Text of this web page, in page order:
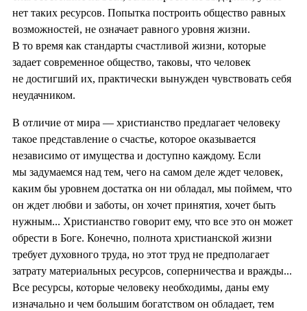
нет таких ресурсов. Попытка построить общество равных
возможностей, не означает равного уровня жизни.
В то время как стандарты счастливой жизни, которые
задает современное общество, таковы, что человек
не достигший их, практически вынужден чувствовать себя
неудачником.
В отличие от мира — христианство предлагает человеку
такое представление о счастье, которое оказывается
независимо от имущества и доступно каждому. Если
мы задумаемся над тем, чего на самом деле ждет человек,
каким бы уровнем достатка он ни обладал, мы поймем, что
он ждет любви и заботы, он хочет принятия, хочет быть
нужным... Христианство говорит ему, что все это он может
обрести в Боге. Конечно, полнота христианской жизни
требует духовного труда, но этот труд не предполагает
затрату материальных ресурсов, соперничества и вражды...
Все ресурсы, которые человеку необходимы, даны ему
изначально и чем большим богатством он обладает, тем